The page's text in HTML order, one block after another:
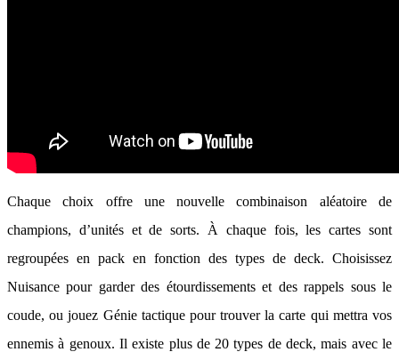
Chaque choix offre une nouvelle combinaison aléatoire de
champions, d’unités et de sorts. À chaque fois, les cartes sont
regroupées en pack en fonction des types de deck. Choisissez
Nuisance pour garder des étourdissements et des rappels sous le
coude, ou jouez Génie tactique pour trouver la carte qui mettra vos
ennemis à genoux. Il existe plus de 20 types de deck, mais avec le